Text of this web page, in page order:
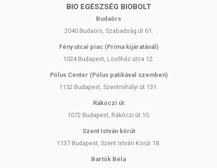
BIO EGÉSZSÉG BIOBOLT
Budaörs
2040 Budaörs, Szabadság út 61.
Fény utcai piac (Príma kijáratánál)
1024 Budapest, Lövőház utca 12.
Pólus Center (Pólus patikával szemben)
1152 Budapest, Szentmihályi út 131.
Rákóczi út
1072 Budapest, Rákóczi út 10.
Szent István körút
1137 Budapest, Szent István Körút 18.
Bartók Béla